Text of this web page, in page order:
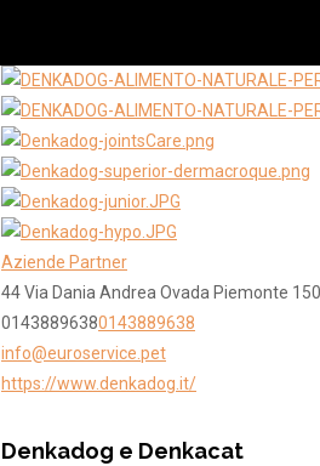
Aziende Partner
44 Via Dania Andrea Ovada Piemonte
01438896380143889638
info@euroservice.pet
https://www.denkadog.it/
Denkadog e Denkacat